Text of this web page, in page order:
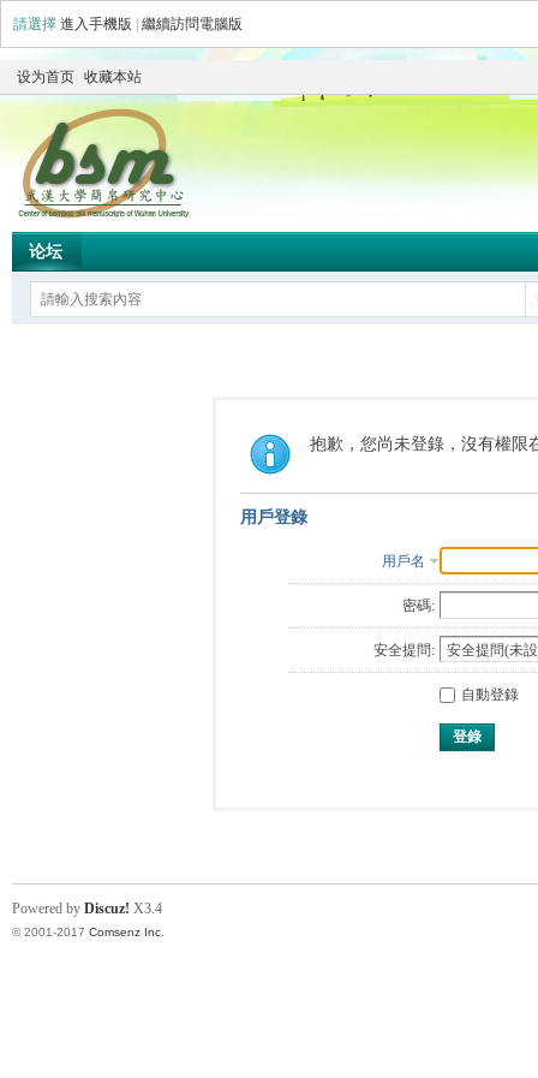
請選擇 進入手機版 繼續訪問電腦版
设为首页 收藏本站
论坛
抱歉，您尚未登錄，沒有權限
用戶登錄
用戶名
密碼:
安全提問:
自動登錄
登錄
Powered by Discuz! X3.4
© 2001-2017 Comsenz Inc.